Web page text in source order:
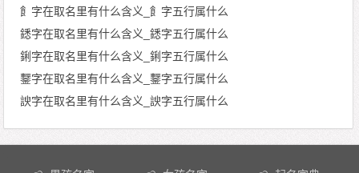
飠字在取名里有什么含义_飠字五行属什么
鏭字在取名里有什么含义_鏭字五行属什么
鋓字在取名里有什么含义_鋓字五行属什么
鑋字在取名里有什么含义_鑋字五行属什么
諛字在取名里有什么含义_諛字五行属什么
文章导航